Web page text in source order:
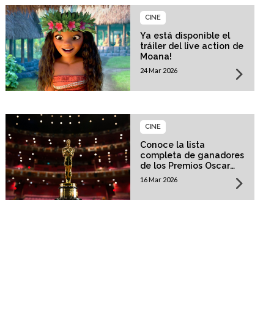
Ya está disponible el
tráiler del live action de
Moana!
CINE
24 Mar 2026
Conoce la lista
completa de ganadores
de los Premios Oscar
2026!
CINE
16 Mar 2026